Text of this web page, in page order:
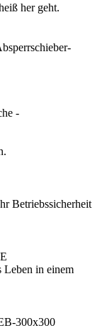
her geht.
Betriebssicherheit
Leben in einem